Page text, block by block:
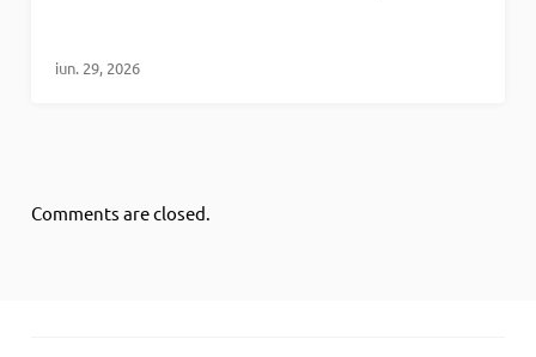
iun. 29, 2026
Comments are closed.